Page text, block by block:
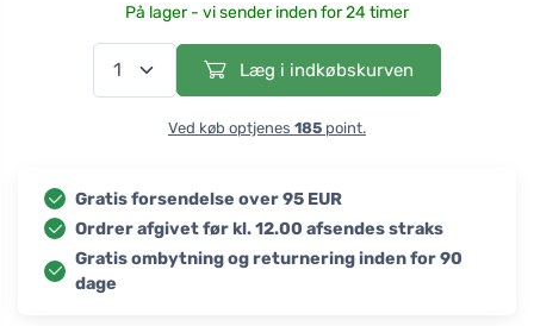
På lager - vi sender inden for 24 timer
Læg i indkøbskurven
Ved køb optjenes 185 point.
Gratis forsendelse over 95 EUR
Ordrer afgivet før kl. 12.00 afsendes straks
Gratis ombytning og returnering inden for 90
dage